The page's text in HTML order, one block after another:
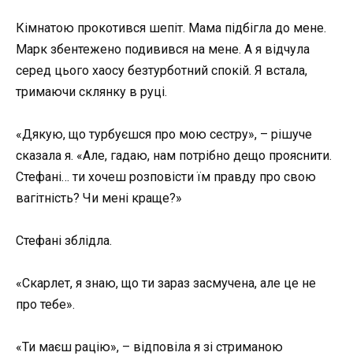
Кімнатою прокотився шепіт. Мама підбігла до мене.
Марк збентежено подивився на мене. А я відчула
серед цього хаосу безтурботний спокій. Я встала,
тримаючи склянку в руці.
«Дякую, що турбуєшся про мою сестру», – рішуче
сказала я. «Але, гадаю, нам потрібно дещо прояснити.
Стефані… ти хочеш розповісти їм правду про свою
вагітність? Чи мені краще?»
Стефані зблідла.
«Скарлет, я знаю, що ти зараз засмучена, але це не
про тебе».
«Ти маєш рацію», – відповіла я зі стриманою